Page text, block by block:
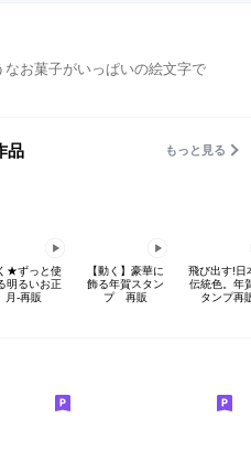
お菓子がいっぱいの絵文字で
品 もっと見る
★ずっと使
明るいお正
月-再販
【動く】豪華に
飾る年賀スタン
プ 再販
飛び出す!日
伝統色。年
タンプ再